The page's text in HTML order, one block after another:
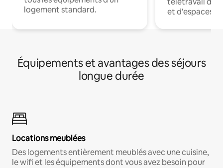
logement standard.
et d'espaces
Équipements et avantages des séjours
longue durée
Locations meublées
Des logements entièrement meublés avec une cuisine,
le wifi et les équipements dont vous avez besoin pour